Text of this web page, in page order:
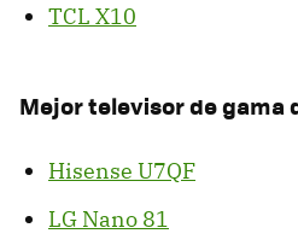
TCL X10
Mejor televisor de gama
Hisense U7QF
LG Nano 81